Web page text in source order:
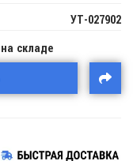
УТ-027902
на складе